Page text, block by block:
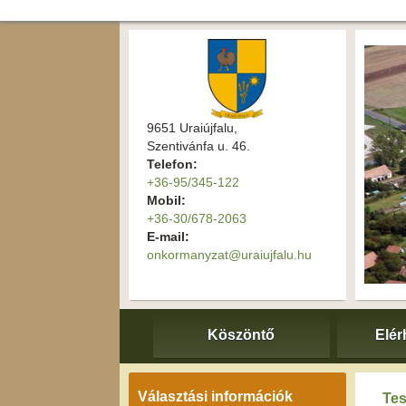
9651 Uraiújfalu,
Szentivánfa u. 46.
Telefon:
+36-95/345-122
Mobil:
+36-30/678-2063
E-mail:
onkormanyzat@uraiujfalu.hu
Köszöntő
Választási információk